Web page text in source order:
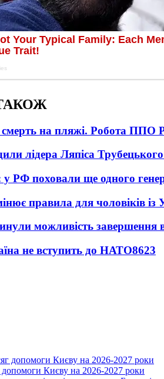
на пляжі. Робота ППО
лідера Ляпіса
у РФ поховали ще одного
правила для чоловіків із
можливість завершення
не вступить до НАТО8623
Києву на 2026-2027 роки